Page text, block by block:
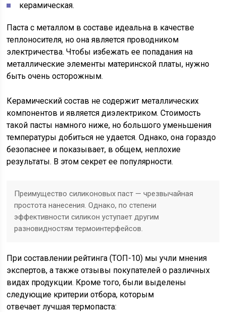
керамическая.
Паста с металлом в составе идеальна в качестве
теплоносителя, но она является проводником
электричества. Чтобы избежать ее попадания на
металлические элементы материнской платы, нужно
быть очень осторожным.
Керамический состав не содержит металлических
компонентов и является диэлектриком. Стоимость
такой пасты намного ниже, но большого уменьшения
температуры добиться не удается. Однако, она гораздо
безопаснее и показывает, в общем, неплохие
результаты. В этом секрет ее популярности.
Преимущество силиконовых паст — чрезвычайная
простота нанесения. Однако, по степени
эффективности силикон уступает другим
разновидностям термоинтерфейсов.
При составлении рейтинга (ТОП-10) мы учли мнения
экспертов, а также отзывы покупателей о различных
видах продукции. Кроме того, были выделены
следующие критерии отбора, которым
отвечает лучшая термопаста: